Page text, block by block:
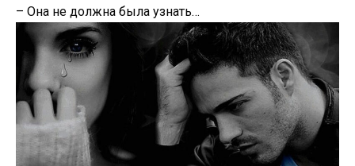
– Она не должна была узнать…